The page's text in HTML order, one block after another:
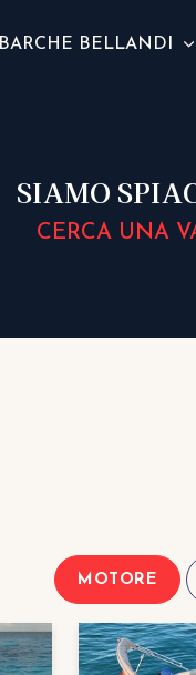
BARCHE BELLANDI
SIAMO
CERCA UNA
MOTORE